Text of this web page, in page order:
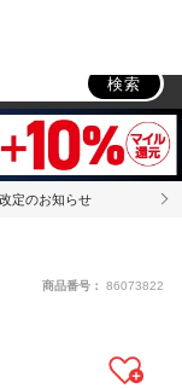
検索
定のお知らせ
商品番号： 86073822